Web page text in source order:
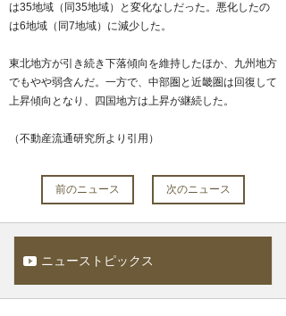
は35地域（同35地域）と変化なしだった。悪化したの
は6地域（同7地域）に減少した。
東北地方が引き続き下落傾向を維持したほか、九州地方
でもやや弱含んだ。一方で、中部圏と近畿圏は回復して
上昇傾向となり、四国地方は上昇が継続した。
（不動産流通研究所より引用）
前のニュース 次のニュース
ニューストピックス